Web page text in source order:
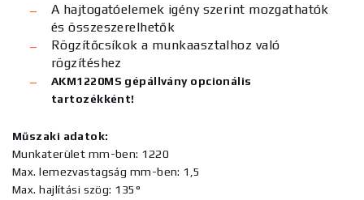
A hajtogatóelemek igény szerint mozgathatók
és összeszerelhetők
Rögzítőcsíkok a munkaasztalhoz való
rögzítéshez
AKM1220MS gépállvány opcionális
tartozékként!
Műszaki adatok:
Munkaterület mm-ben: 1220
Max. lemezvastagság mm-ben: 1,5
Max. hajlítási szög: 135°